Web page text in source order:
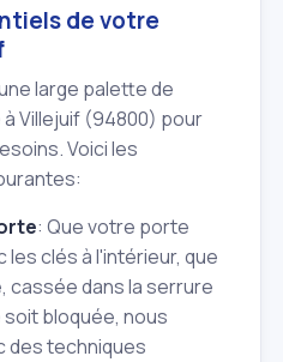
de votre
large palette de
Villejuif (94800) pour
Voici les
: Que votre porte
les clés à l'intérieur, que
cassée dans la serrure
bloquée, nous
des techniques